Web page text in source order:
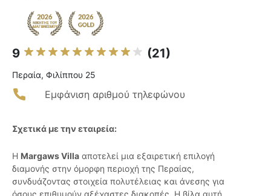
9 (21)
Περαία, Φιλίππου 25
Εμφάνιση αριθμού τηλεφώνου
Σχετικά με την εταιρεία:
Η Margaws Villa αποτελεί μια εξαιρετική επιλογή
διαμονής στην όμορφη περιοχή της Περαίας,
συνδυάζοντας στοιχεία πολυτέλειας και άνεσης για
όσους επιθυμούν αξέχαστες διακοπές. Η βίλα αυτή